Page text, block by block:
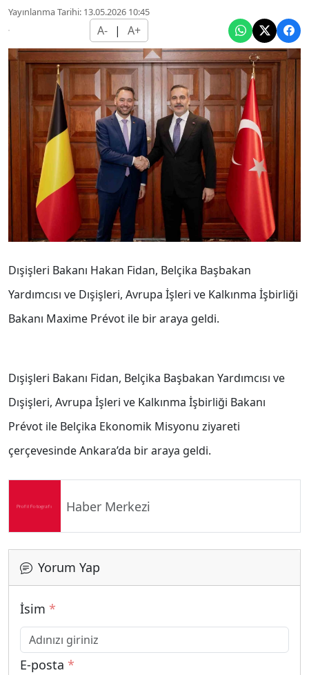
Yayınlanma Tarihi: 13.05.2026 10:45
A- | A+
Dışişleri Bakanı Hakan Fidan, Belçika Başbakan
Yardımcısı ve Dışişleri, Avrupa İşleri ve Kalkınma İşbirliği
Bakanı Maxime Prévot ile bir araya geldi.
Dışişleri Bakanı Fidan, Belçika Başbakan Yardımcısı ve
Dışişleri, Avrupa İşleri ve Kalkınma İşbirliği Bakanı
Prévot ile Belçika Ekonomik Misyonu ziyareti
çerçevesinde Ankara’da bir araya geldi.
Haber Merkezi
Yorum Yap
İsim *
E-posta *